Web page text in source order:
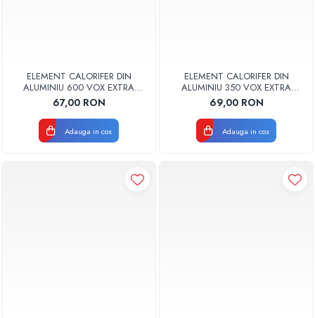
ELEMENT CALORIFER DIN
ALUMINIU 600 VOX EXTRA
GLOBAL
67,00 RON
Adauga in cos
ELEMENT CALORIFER DIN
ALUMINIU 350 VOX EXTRA
GLOBAL
69,00 RON
Adauga in cos